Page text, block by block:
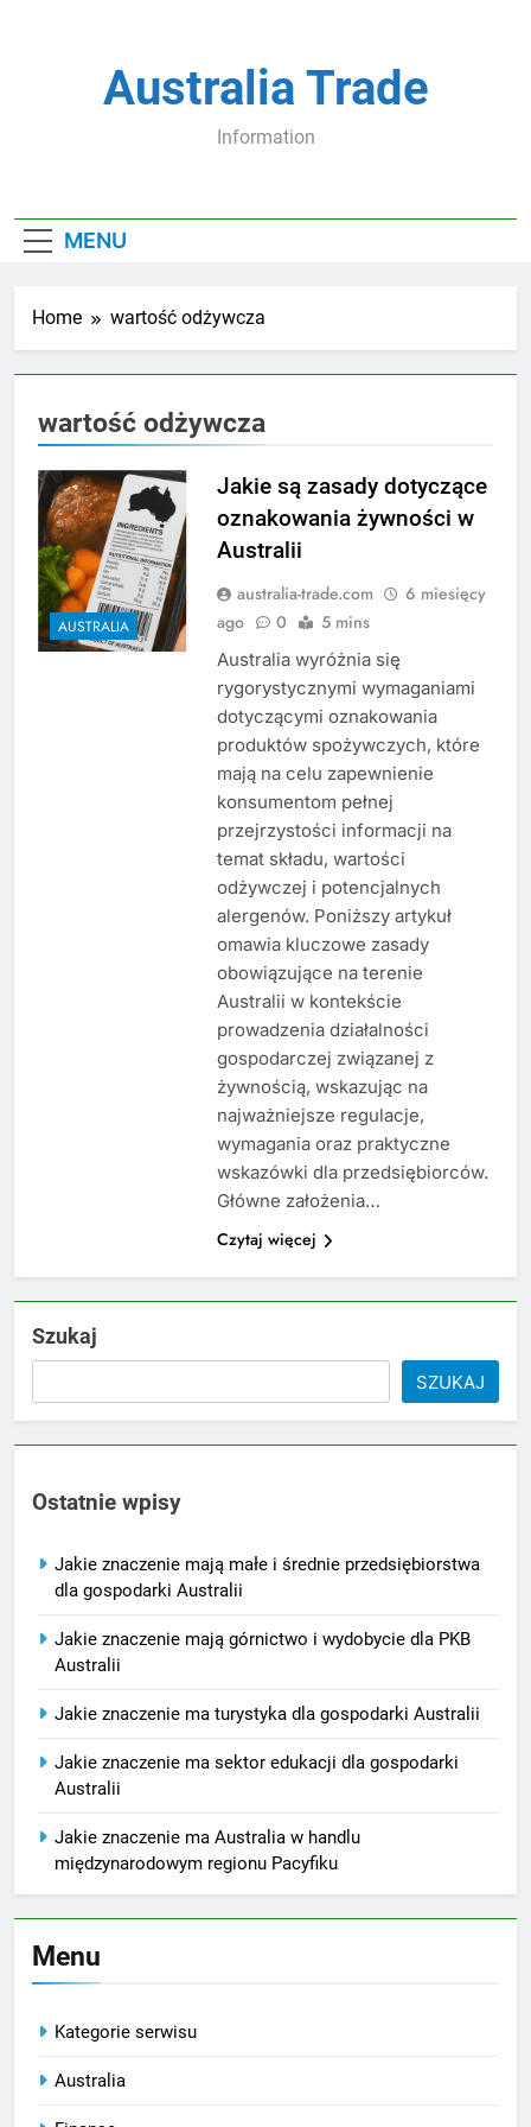
Australia Trade
Information
MENU
Home wartość odżywcza
wartość odżywcza
AUSTRALIA
Jakie są zasady dotyczące
oznakowania żywności w
Australii
australia-trade.com
6 miesięcy
ago
0 5 mins
Australia wyróżnia się
rygorystycznymi wymaganiami
dotyczącymi oznakowania
produktów spożywczych, które
mają na celu zapewnienie
konsumentom pełnej
przejrzystości informacji na
temat składu, wartości
odżywczej i potencjalnych
alergenów. Poniższy artykuł
omawia kluczowe zasady
obowiązujące na terenie
Australii w kontekście
prowadzenia działalności
gospodarczej związanej z
żywnością, wskazując na
najważniejsze regulacje,
wymagania oraz praktyczne
wskazówki dla przedsiębiorców.
Główne założenia…
Czytaj więcej
Szukaj
SZUKAJ
Ostatnie wpisy
Jakie znaczenie mają małe i średnie przedsiębiorstwa
dla gospodarki Australii
Jakie znaczenie mają górnictwo i wydobycie dla PKB
Australii
Jakie znaczenie ma turystyka dla gospodarki Australii
Jakie znaczenie ma sektor edukacji dla gospodarki
Australii
Jakie znaczenie ma Australia w handlu
międzynarodowym regionu Pacyfiku
Menu
Kategorie serwisu
Australia